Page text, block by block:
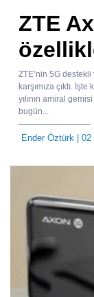
ZTE
ZTE’nin 5G
karşımıza çıktı.
yılının amiral
bugün...
Ender Öztürk | 02